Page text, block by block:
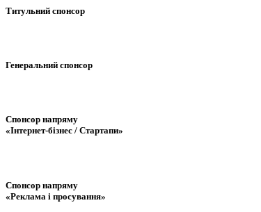
Титульний спонсор
Генеральний спонсор
Спонсор напряму
«Інтернет-бізнес / Стартапи»
Спонсор напряму
«Реклама і просування»